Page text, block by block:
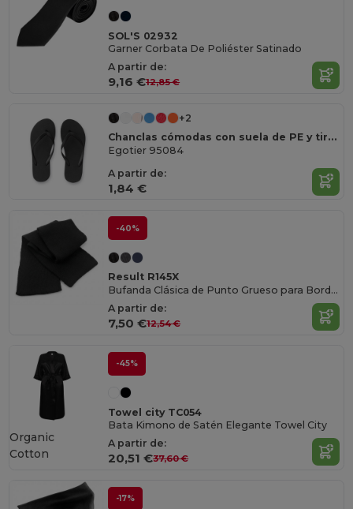
SOL'S 02932
Garner Corbata De Poliéster Satinado
A partir de:
9,16 €12,85 €
+2
Chanclas cómodas con suela de PE y tira de PVC
Egotier 95084
A partir de:
1,84 €
-40%
Result R145X
Bufanda Clásica de Punto Grueso para Bordado
A partir de:
7,50 €12,54 €
-45%
Towel city TC054
Bata Kimono de Satén Elegante Towel City
A partir de:
20,51 €37,60 €
Organic
Cotton
-17%